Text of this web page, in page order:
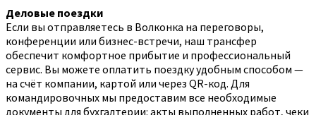
Деловые поездки
Если вы отправляетесь в Волконка на переговоры,
конференции или бизнес-встречи, наш трансфер
обеспечит комфортное прибытие и профессиональный
сервис. Вы можете оплатить поездку удобным способом —
на счёт компании, картой или через QR-код. Для
командировочных мы предоставим все необходимые
документы для бухгалтерии: акты выполненных работ, чеки